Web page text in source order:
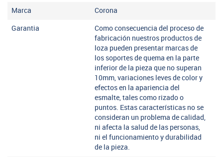
Marca Corona
Garantia
Como consecuencia del proceso de
fabricación nuestros productos de
loza pueden presentar marcas de
los soportes de quema en la parte
inferior de la pieza que no superan
10mm, variaciones leves de color y
efectos en la apariencia del
esmalte, tales como rizado o
puntos. Estas características no se
consideran un problema de calidad,
ni afecta la salud de las personas,
ni el funcionamiento y durabilidad
de la pieza.